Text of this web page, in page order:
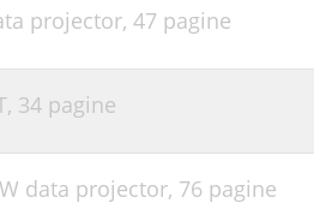
45
47
51
projector, 47 pagine
34 pagine
data projector, 76 pagine